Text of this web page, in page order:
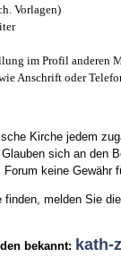
Vorlagen)
im Profil anderen
Anschrift oder
Kirche jedem
sich an
keine
melden Sie
bekannt: kath-